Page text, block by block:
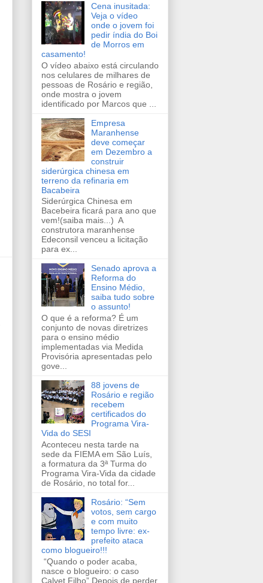
Cena inusitada:
Veja o vídeo
onde o jovem foi
pedir índia do Boi
de Morros em
casamento!
O vídeo abaixo está circulando
nos celulares de milhares de
pessoas de Rosário e região,
onde mostra o jovem
identificado por Marcos que ...
Empresa
Maranhense
deve começar
em Dezembro a
construir
siderúrgica chinesa em
terreno da refinaria em
Bacabeira
Siderúrgica Chinesa em
Bacebeira ficará para ano que
vem!(saiba mais...) A
construtora maranhense
Edeconsil venceu a licitação
para ex...
Senado aprova a
Reforma do
Ensino Médio,
saiba tudo sobre
o assunto!
O que é a reforma? É um
conjunto de novas diretrizes
para o ensino médio
implementadas via Medida
Provisória apresentadas pelo
gove...
88 jovens de
Rosário e região
recebem
certificados do
Programa Vira-
Vida do SESI
Aconteceu nesta tarde na
sede da FIEMA em São Luís,
a formatura da 3ª Turma do
Programa Vira-Vida da cidade
de Rosário, no total for...
Rosário: “Sem
votos, sem cargo
e com muito
tempo livre: ex-
prefeito ataca
como blogueiro!!!
“Quando o poder acaba,
nasce o blogueiro: o caso
Calvet Filho” Depois de perder